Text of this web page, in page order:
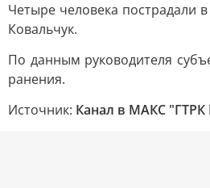
Четыре человека пострадали
Ковальчук.
По данным руководителя
ранения.
Источник: Канал в МАКС "ГТРК